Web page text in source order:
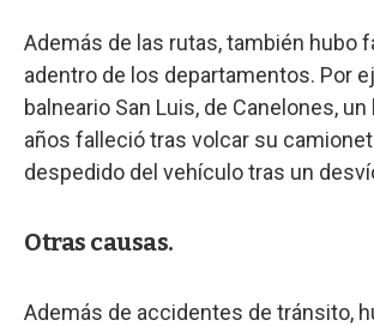
Además de las rutas, también hubo
adentro de los departamentos. Por
balneario San Luis, de Canelones,
años falleció tras volcar su
despedido del vehículo tras un
Otras causas.
Además de accidentes de tránsito,